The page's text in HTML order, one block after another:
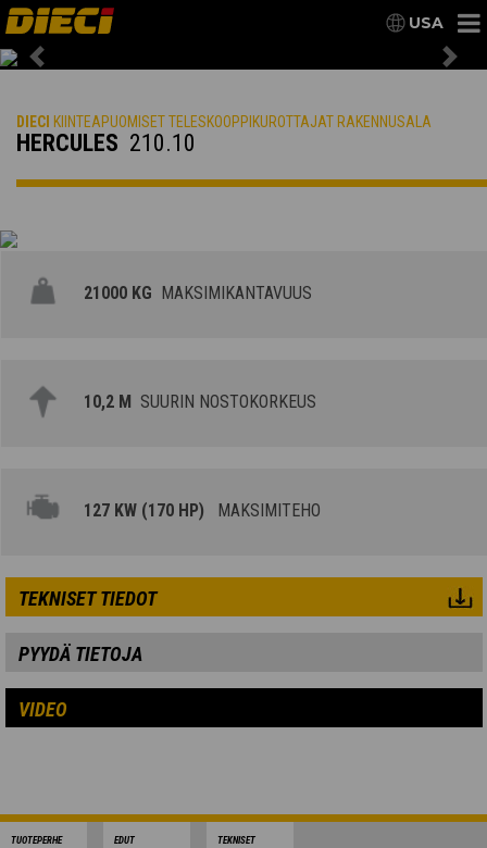
USA
Previous
DIECI KIINTEAPUOMISET TELESKOOPPIKUROTTAJAT RAKENNUSALA
HERCULES 210.10
21000 KG MAKSIMIKANTAVUUS
10,2 M SUURIN NOSTOKORKEUS
127 KW (170 HP) MAKSIMITEHO
TEKNISET TIEDOT
PYYDÄ TIETOJA
VIDEO
TUOTEPERHE EDUT
TEKNISET